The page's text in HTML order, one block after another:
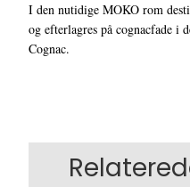
I den nutidige MOKO rom
og efterlagres på cognacfade i
Cognac.